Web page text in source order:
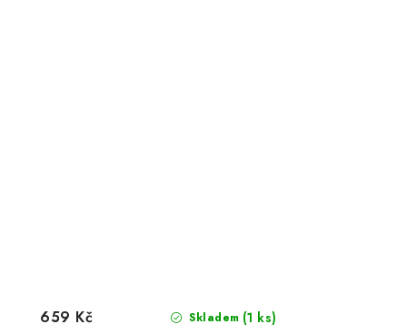
Skladem (1 ks)
659 Kč